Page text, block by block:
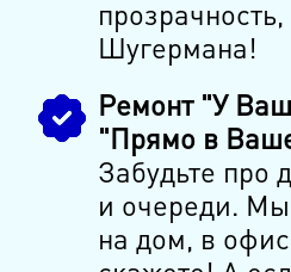
прозрачность,
Шугермана!
Ремонт "У
"Прямо в
Забудьте про
и очереди.
на дом, в